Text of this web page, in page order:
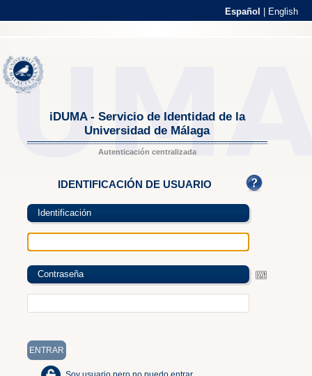
Español English
iDUMA - Servicio de Identidad de la
Universidad de Málaga
Autenticación centralizada
IDENTIFICACIÓN DE USUARIO
Identificación
Contraseña